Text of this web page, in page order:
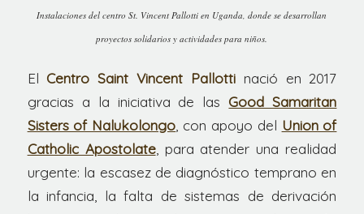
Instalaciones del centro St. Vincent Pallotti en Uganda, donde se desarrollan
proyectos solidarios y actividades para niños.
El Centro Saint Vincent Pallottinació en 2017
gracias a la iniciativa de las Good Samaritan
Sisters of Nalukolongo , con apoyo del Union of
Catholic Apostolate, para atender una realidad
urgente: la escasez de diagnóstico temprano en
la infancia, la falta de sistemas de derivación